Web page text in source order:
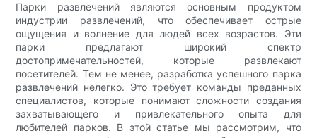
Парки развлечений являются основным продуктом
индустрии развлечений, что обеспечивает острые
ощущения и волнение для людей всех возрастов. Эти
парки предлагают широкий спектр
достопримечательностей, которые развлекают
посетителей. Тем не менее, разработка успешного парка
развлечений нелегко. Это требует команды преданных
специалистов, которые понимают сложности создания
захватывающего и привлекательного опыта для
любителей парков. В этой статье мы рассмотрим, что